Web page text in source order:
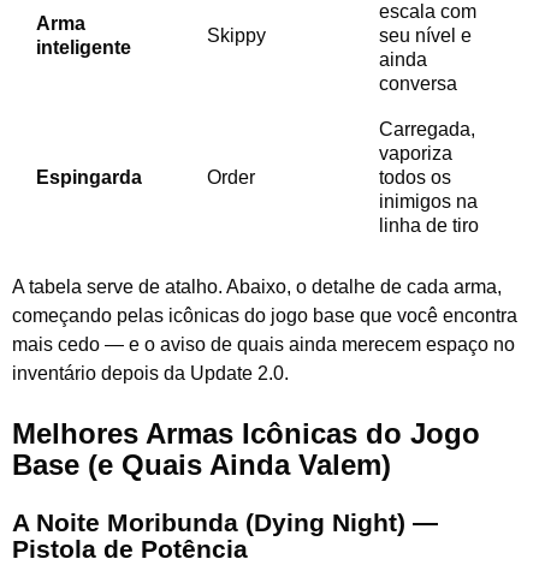
Arma
inteligente
Skippy
escala com
seu nível e
ainda
conversa
Espingarda Order
Carregada,
vaporiza
todos os
inimigos na
linha de tiro
A tabela serve de atalho. Abaixo, o detalhe de cada arma,
começando pelas icônicas do jogo base que você encontra
mais cedo — e o aviso de quais ainda merecem espaço no
inventário depois da Update 2.0.
Melhores Armas Icônicas do Jogo
Base (e Quais Ainda Valem)
A Noite Moribunda (Dying Night) —
Pistola de Potência